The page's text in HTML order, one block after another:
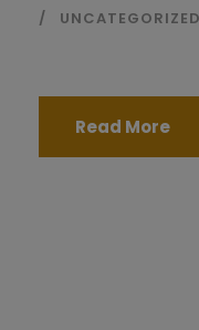
UNCATEGORIZED
Read More